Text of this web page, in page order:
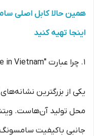
همین حالا کابل اصلی
اینجا تهیه کنید
۱. چرا عبارت "Made in Vietnam" روی سوکت یک نماد است؟
یکی از بزرگترین
محل تولید آن‌هاست.
جانبی باکیفیت